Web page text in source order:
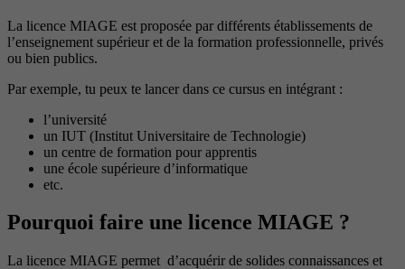
La licence MIAGE est proposée par différents établissements de
l’enseignement supérieur et de la formation professionnelle, privés
ou bien publics.
Par exemple, tu peux te lancer dans ce cursus en intégrant :
l’université
un IUT (Institut Universitaire de Technologie)
un centre de formation pour apprentis
une école supérieure d’informatique
etc.
Pourquoi faire une licence MIAGE ?
La licence MIAGE permet d’acquérir de solides connaissances et